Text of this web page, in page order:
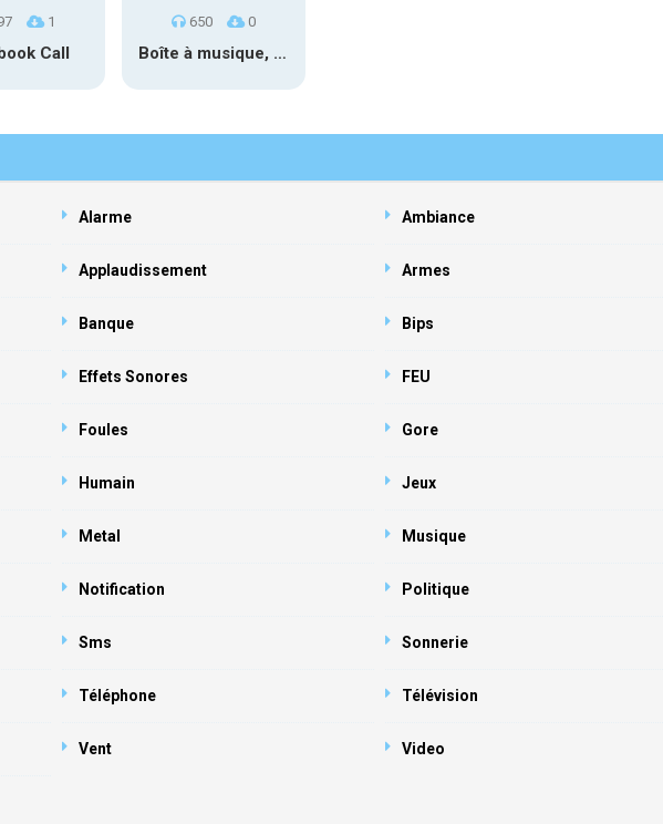
1
Call
650 0
Boîte à musique, Sol# 1
Alarme Ambiance
Applaudissement Armes
Banque Bips
Effets Sonores FEU
Foules Gore
Humain Jeux
Metal Musique
Notification Politique
Sms Sonnerie
Téléphone Télévision
Vent Video